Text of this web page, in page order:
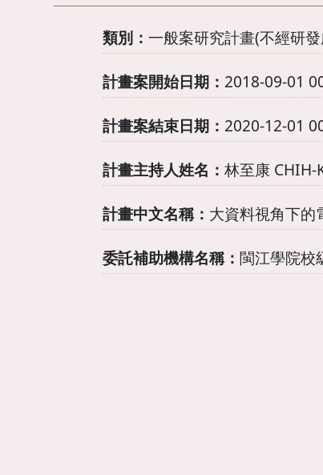
類別： 一般案研究計畫(不經研
計畫案開始日期： 2018-09-01
計畫案結束日期： 2020-12-01
計畫主持人姓名： 林至康 CHIH-
計畫中文名稱： 大資料視角下的
委託補助機構名稱： 閩江學院校